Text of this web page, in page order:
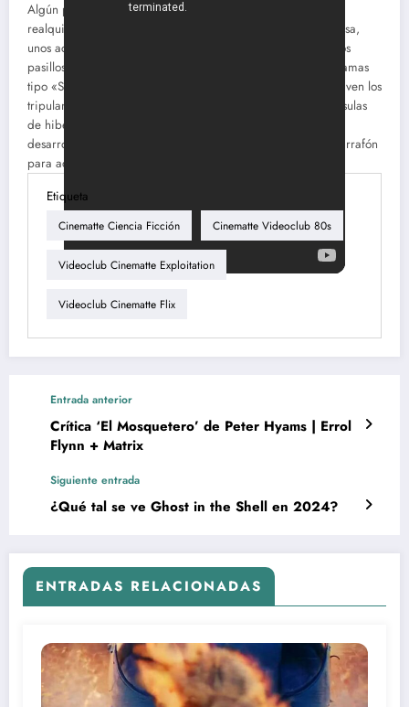
Algún pasillo trabajado en ambientación, algunas pantallas
realquiladas a «Star Trek: TNG», unas naves espaciales de risa,
unos actores de pena. otros interiores parecen rodados en los
pasillos de los almacenes de IKEA. A falta de sala de hologramas
tipo «Star Trek: TNG», aquí las realidades alternativas que viven los
tripulantes, en las que se introduce la entidad, con unas cápsulas
de hibernación y una realidad virtual programada que se
desarrolla mientras duermen. Algunos desnudos, sexo de garrafón
para adolescentes acelerados y poco más.
Etiqueta
Cinematte Ciencia Ficción Cinematte Videoclub 80s
Videoclub Cinematte Exploitation
Videoclub Cinematte Flix
Entrada anterior
Crítica ‘El Mosquetero’ de Peter Hyams | Errol
Flynn + Matrix
Siguiente entrada
¿Qué tal se ve Ghost in the Shell en 2024?
ENTRADAS RELACIONADAS